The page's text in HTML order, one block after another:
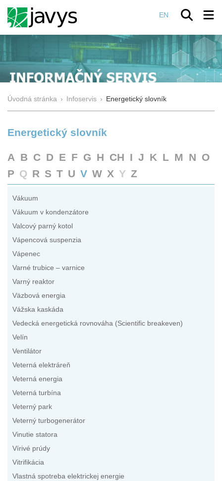
EN
Úvodná stránka › Infoservis › Energetický slovník
Energetický slovník
A B C D E F G H CH I J K L M N O
P Q R S T U V W X Y Z
Vákuum
Vákuum v kondenzátore
Valcový parný kotol
Vápencová suspenzia
Vápenec
Varné trubice – varnice
Varný reaktor
Väzbová energia
Vážska kaskáda
Vedecká energetická rovnováha (Scientific breakeven)
Velín
Ventilátor
Veterná elektráreň
Veterná energia
Veterná turbína
Veterný park
Veterný turbogenerátor
Vinutie statora
Vírivé prúdy
Vitrifikácia
Vlastná spotreba elektrickej energie